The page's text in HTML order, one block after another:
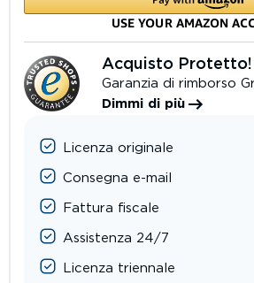
Acquisto Protetto!
Garanzia di rimborso
Dimmi di più
Licenza originale
Consegna e-mail
Fattura fiscale
Assistenza 24/7
Licenza triennale